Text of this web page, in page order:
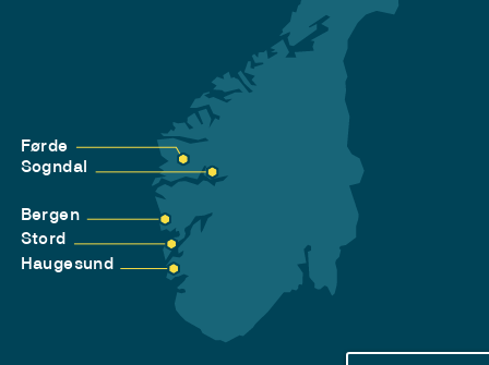
Førde
Sogndal
Bergen
Stord
Haugesund